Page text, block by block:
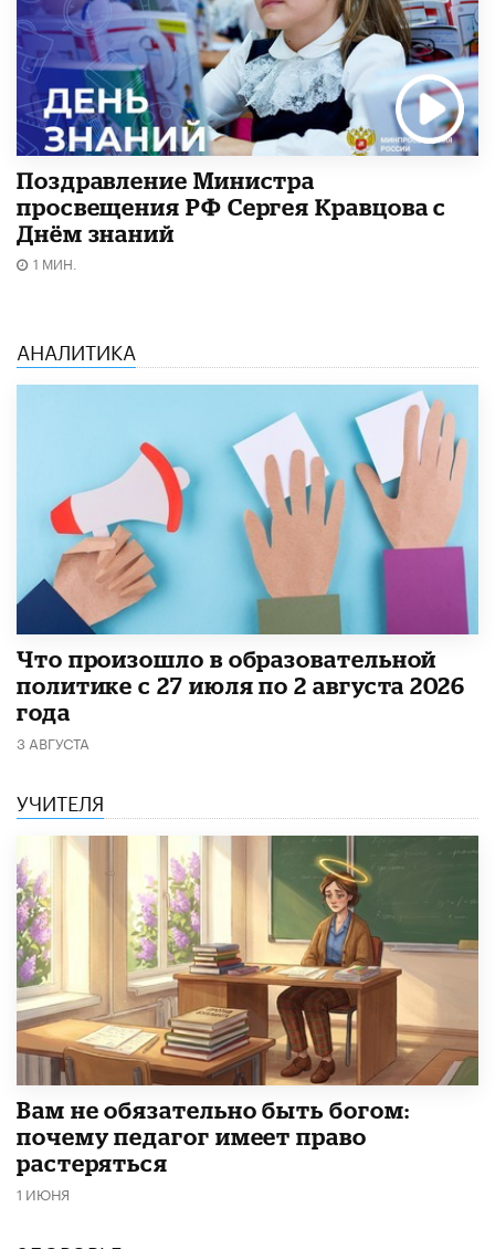
Поздравление Министра
просвещения РФ Сергея Кравцова с
Днём знаний
1 МИН.
АНАЛИТИКА
​Что произошло в образовательной
политике с 27 июля по 2 августа 2026
года
3 АВГУСТА
УЧИТЕЛЯ
​Вам не обязательно быть богом:
почему педагог имеет право
растеряться
1 ИЮНЯ